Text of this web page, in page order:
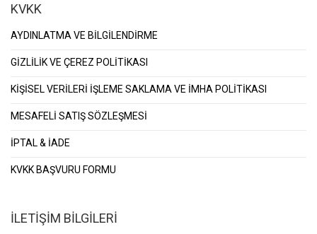
KVKK
AYDINLATMA VE BİLGİLENDİRME
GİZLİLİK VE ÇEREZ POLİTİKASI
KİŞİSEL VERİLERİ İŞLEME SAKLAMA VE İMHA POLİTİKASI
MESAFELİ SATIŞ SÖZLEŞMESİ
İPTAL & İADE
KVKK BAŞVURU FORMU
İLETİŞİM BİLGİLERİ